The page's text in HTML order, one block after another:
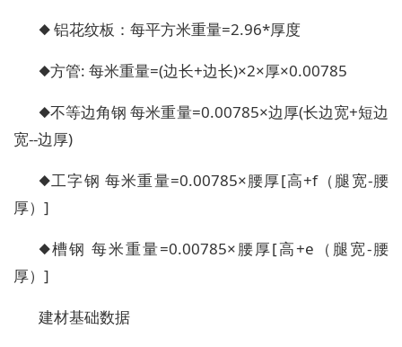
◆ 铝花纹板：每平方米重量=2.96*厚度
◆方管: 每米重量=(边长+边长)×2×厚×0.00785
◆不等边角钢 每米重量=0.00785×边厚(长边宽+短边
宽--边厚)
◆工字钢 每米重量=0.00785×腰厚[高+f（腿宽-腰
厚）]
◆槽钢 每米重量=0.00785×腰厚[高+e（腿宽-腰
厚）]
建材基础数据